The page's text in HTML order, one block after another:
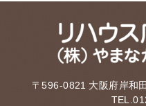
〒596-0821 大阪府岸和